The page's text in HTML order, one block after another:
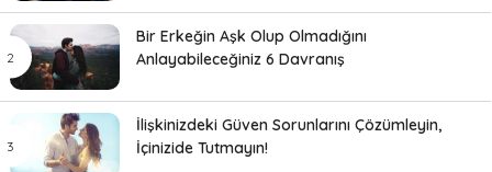
Bir Erkeğin Aşk Olup Olmadığını
Anlayabileceğiniz 6 Davranış
İlişkinizdeki Güven Sorunlarını Çözümleyin,
İçinizide Tutmayın!